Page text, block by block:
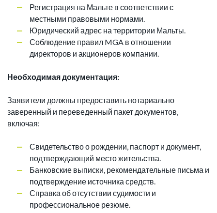
Регистрация на Мальте в соответствии с
местными правовыми нормами.
Юридический адрес на территории Мальты.
Соблюдение правил MGA в отношении
директоров и акционеров компании.
Необходимая документация:
Заявители должны предоставить нотариально
заверенный и переведенный пакет документов,
включая:
Свидетельство о рождении, паспорт и документ,
подтверждающий место жительства.
Банковские выписки, рекомендательные письма и
подтверждение источника средств.
Справка об отсутствии судимости и
профессиональное резюме.